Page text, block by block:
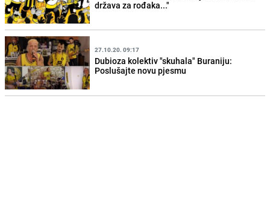
država za rođaka..."
27.10.20. 09:17
Dubioza kolektiv "skuhala" Buraniju:
Poslušajte novu pjesmu